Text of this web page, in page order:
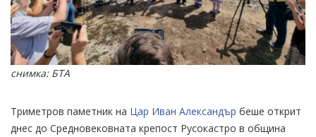
снимка: БТА
Триметров паметник на Цар Иван Александър беше открит
днес до Средновековната крепост Русокастро в община